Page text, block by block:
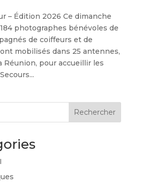
– Édition 2026 Ce dimanche
photographes bénévoles de
de coiffeurs et de
mobilisés dans 25 antennes,
Réunion, pour accueillir les
Rechercher